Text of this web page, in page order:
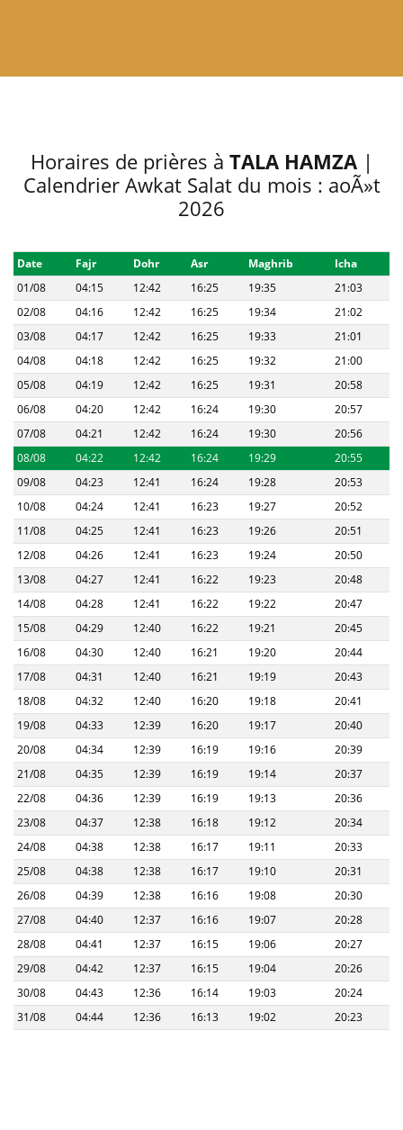
Horaires de prières à TALA HAMZA|
Calendrier Awkat Salat du mois : aoÃ»t
2026
Date Fajr Dohr Asr Maghrib
Icha
01/08
04:15 12:42 16:25 19:35
21:03
02/08
04:16 12:42 16:25 19:34
21:02
03/08
04:17 12:42 16:25 19:33
21:01
04/08
04:18 12:42 16:25 19:32
21:00
05/08
04:19 12:42 16:25 19:31
20:58
06/08
04:20 12:42 16:24 19:30
20:57
07/08
04:21 12:42 16:24 19:30
20:56
08/08
04:22 12:42 16:24 19:29
20:55
09/08
04:23 12:41 16:24 19:28
20:53
10/08
04:24 12:41 16:23 19:27
20:52
11/08
04:25 12:41 16:23 19:26
20:51
12/08
04:26 12:41 16:23 19:24
20:50
13/08
04:27 12:41 16:22 19:23
20:48
14/08
04:28 12:41 16:22 19:22
20:47
15/08
04:29 12:40 16:22 19:21
20:45
16/08
04:30 12:40 16:21 19:20
20:44
17/08
04:31 12:40 16:21 19:19
20:43
18/08
04:32 12:40 16:20 19:18
20:41
19/08
04:33 12:39 16:20 19:17
20:40
20/08
04:34 12:39 16:19 19:16
20:39
21/08
04:35 12:39 16:19 19:14
20:37
22/08
04:36 12:39 16:19 19:13
20:36
23/08
04:37 12:38 16:18 19:12
20:34
24/08
04:38 12:38 16:17 19:11
20:33
25/08
04:38 12:38 16:17 19:10
20:31
26/08
04:39 12:38 16:16 19:08
20:30
27/08
04:40 12:37 16:16 19:07
20:28
28/08
04:41 12:37 16:15 19:06
20:27
29/08
04:42 12:37 16:15 19:04
20:26
30/08
04:43 12:36 16:14 19:03
20:24
31/08
04:44 12:36 16:13 19:02 20:23